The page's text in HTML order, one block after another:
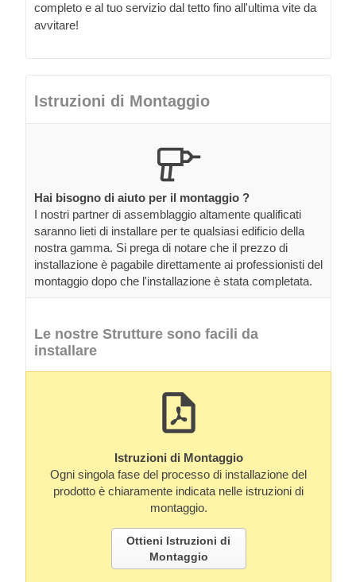
completo e al tuo servizio dal tetto fino all'ultima vite da
avvitare!
Istruzioni di Montaggio
Hai bisogno di aiuto per il montaggio ?
I nostri partner di assemblaggio altamente qualificati
saranno lieti di installare per te qualsiasi edificio della
nostra gamma. Si prega di notare che il prezzo di
installazione è pagabile direttamente ai professionisti del
montaggio dopo che l'installazione è stata completata.
Le nostre Strutture sono facili da
installare
Istruzioni di Montaggio
Ogni singola fase del processo di installazione del
prodotto è chiaramente indicata nelle istruzioni di
montaggio.
Ottieni Istruzioni di
Montaggio